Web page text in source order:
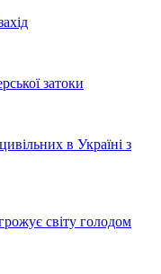
затоки
в Україні з
світу голодом